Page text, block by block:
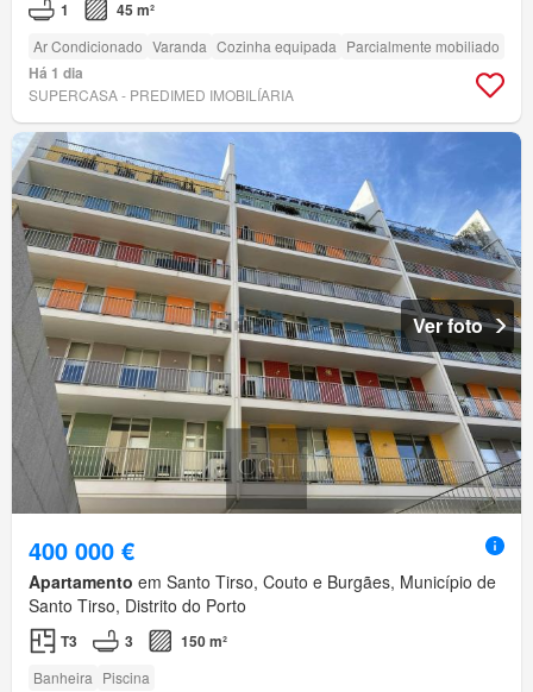
1 45 m²
Ar Condicionado Varanda Cozinha equipada Parcialmente mobiliado
Há 1 dia
SUPERCASA - PREDIMED IMOBILÍARIA
Ver foto
400 000 €
Apartamento em Santo Tirso, Couto e Burgães, Município de
Santo Tirso, Distrito do Porto
T3 3 150 m²
Banheira Piscina